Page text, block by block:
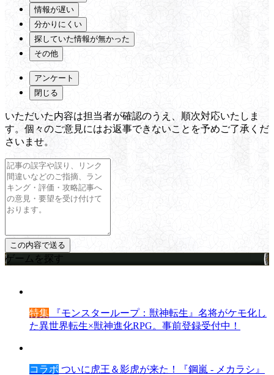
情報が遅い
分かりにくい
探していた情報が無かった
その他
アンケート
閉じる
いただいた内容は担当者が確認のうえ、順次対応いたしま
す。個々のご意見にはお返事できないことを予めご了承くだ
さいませ。
ゲームを探す
特集 『モンスターループ：獣神転生』名将がケモ化し
た異世界転生×獣神進化RPG。事前登録受付中！
コラボ ついに虎王＆影虎が来た！『鋼嵐 - メカラシ』